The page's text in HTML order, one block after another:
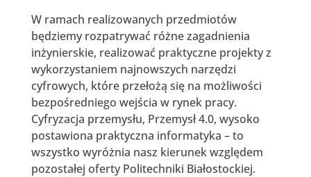
W ramach realizowanych przedmiotów
będziemy rozpatrywać różne zagadnienia
inżynierskie, realizować praktyczne projekty z
wykorzystaniem najnowszych narzędzi
cyfrowych, które przełożą się na możliwości
bezpośredniego wejścia w rynek pracy.
Cyfryzacja przemysłu, Przemysł 4.0, wysoko
postawiona praktyczna informatyka – to
wszystko wyróżnia nasz kierunek względem
pozostałej oferty Politechniki Białostockiej.